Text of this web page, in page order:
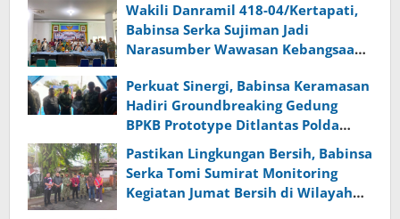
Wakili Danramil 418-04/Kertapati,
Babinsa Serka Sujiman Jadi
Narasumber Wawasan Kebangsaan
Perkuat Sinergi, Babinsa Keramasan
Hadiri Groundbreaking Gedung
BPKB Prototype Ditlantas Polda
Sumsel
Pastikan Lingkungan Bersih, Babinsa
Serka Tomi Sumirat Monitoring
Kegiatan Jumat Bersih di Wilayah